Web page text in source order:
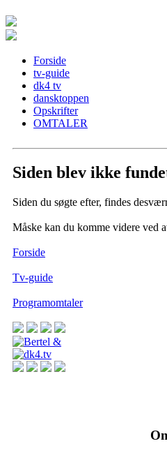
Forside
tv-guide
dk4 tv
dansktoppen
Opskrifter
OMTALER
Siden blev ikke
Siden du søgte efter, findes
Måske kan du komme videre ved
Forside
Tv-guide
Programomtaler